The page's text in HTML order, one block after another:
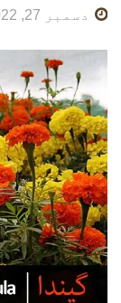
دسمبر 27, 2022